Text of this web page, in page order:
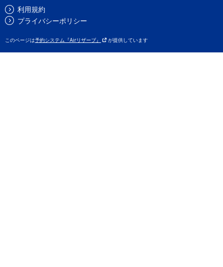
利用規約
プライバシーポリシー
このページは予約システム『Airリザーブ』 が提供しています